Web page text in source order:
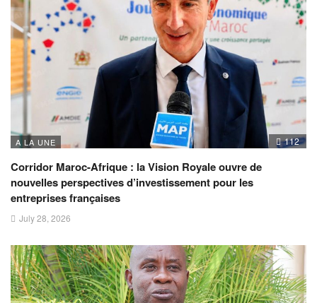
A LA UNE 112
Corridor Maroc-Afrique : la Vision Royale ouvre de
nouvelles perspectives d’investissement pour les
entreprises françaises
July 28, 2026